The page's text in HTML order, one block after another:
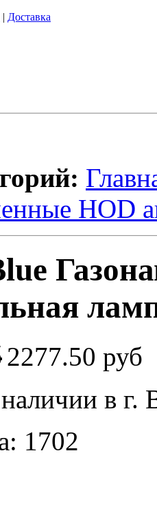
| Доставка
HOD
2277.50 руб
в г.
1702